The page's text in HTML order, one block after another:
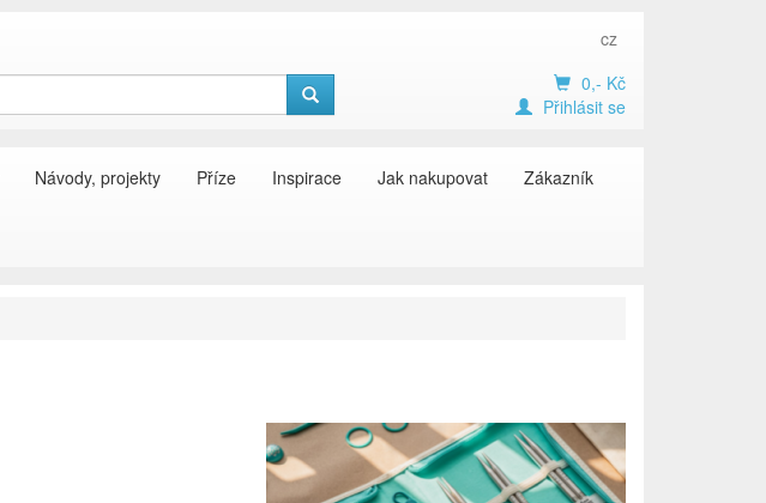
cz
0,- Kč
Přihlásit se
Návody, projekty Příze Inspirace Jak nakupovat Zákazník